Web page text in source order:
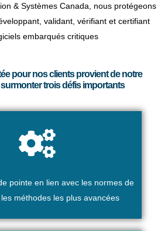
& Systèmes Canada, nous protégeons
validant, vérifiant et certifiant
embarqués critiques
pour nos clients provient de notre
trois défis importants
pointe en lien avec les normes de
les méthodes les plus avancées